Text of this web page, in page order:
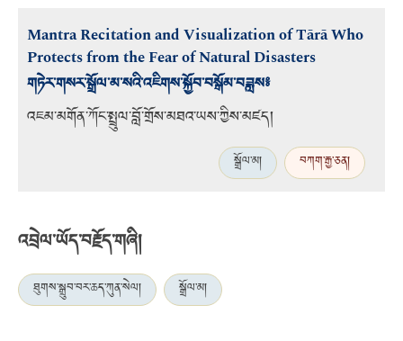
Mantra Recitation and Visualization of Tārā Who
Protects from the Fear of Natural Disasters
གཏེར་གསར་སྒྲོལ་མ་སའི་འཇིགས་སྐྱོབ་བསྒོམ་བཟླས༔
འཇམ་མགོན་ཀོང་སྤྲུལ་བློ་གྲོས་མཐའ་ཡས་ཀྱིས་མཛད།
སྒྲོལ་མ། བཀག་རྒྱ་ཅན།
འབྲེལ་ཡོད་བརྗོད་གཞི།
ཐུགས་སྒྲུབ་བར་ཆད་ཀུན་སེལ། སྒྲོལ་མ།